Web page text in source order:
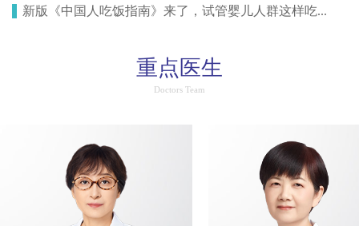
新版《中国人吃饭指南》来了，试管婴儿人群这样吃...
重点医生
Doctors Team